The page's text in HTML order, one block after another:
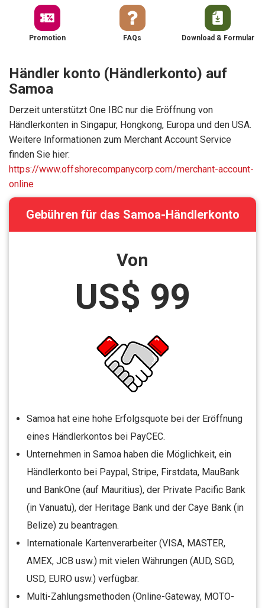
Promotion FAQs Download & Formular
Händler konto (Händlerkonto) auf
Samoa
Derzeit unterstützt One IBC nur die Eröffnung von
Händlerkonten in Singapur, Hongkong, Europa und den USA.
Weitere Informationen zum Merchant Account Service
finden Sie hier:
https://www.offshorecompanycorp.com/merchant-account-
online
Gebühren für das Samoa-Händlerkonto
Von
US$ 99
Samoa hat eine hohe Erfolgsquote bei der Eröffnung
eines Händlerkontos bei PayCEC.
Unternehmen in Samoa haben die Möglichkeit, ein
Händlerkonto bei Paypal, Stripe, Firstdata, MauBank
und BankOne (auf Mauritius), der Private Pacific Bank
(in Vanuatu), der Heritage Bank und der Caye Bank (in
Belize) zu beantragen.
Internationale Kartenverarbeiter (VISA, MASTER,
AMEX, JCB usw.) mit vielen Währungen (AUD, SGD,
USD, EURO usw.) verfügbar.
Multi-Zahlungsmethoden (Online-Gateway, MOTO-